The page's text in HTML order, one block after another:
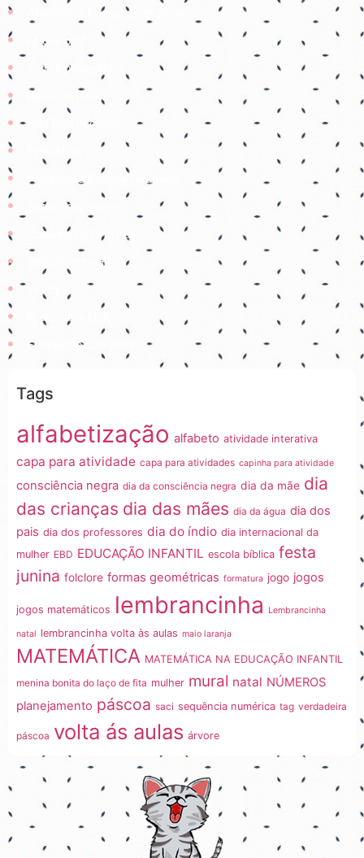
Atividades Pedagógicas Suzano
Etiene prof
Tudo é pedagógico
Balão de Ideias
Prof Roh Pedroso
Professora Rebeca Neumann
Jogos educativos
Coisinhas da Tia Cal
@ProfessoraGii
Professora Lisiê
Ensinando com amor
Tags
alfabetização alfabeto atividade interativa
capa para atividade capa para atividades capinha para atividade
consciência negra dia da consciência negra dia da mãe dia
das crianças dia das mães dia da água dia dos
pais dia dos professores dia do índio dia internacional da
mulher EBD EDUCAÇÃO INFANTIL escola bíblica festa
junina folclore formas geométricas formatura jogo jogos
jogos matemáticos lembrancinha Lembrancinha
natal lembrancinha volta às aulas maio laranja
MATEMÁTICA MATEMÁTICA NA EDUCAÇÃO INFANTIL
menina bonita do laço de fita mulher mural natal NÚMEROS
planejamento páscoa saci sequência numérica tag verdadeira
páscoa volta ás aulas árvore